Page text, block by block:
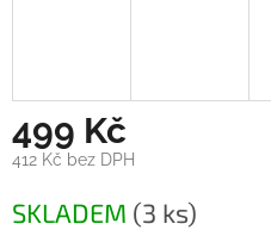
499 Kč
412 Kč bez DPH
cena:
SKLADEM (3 ks)